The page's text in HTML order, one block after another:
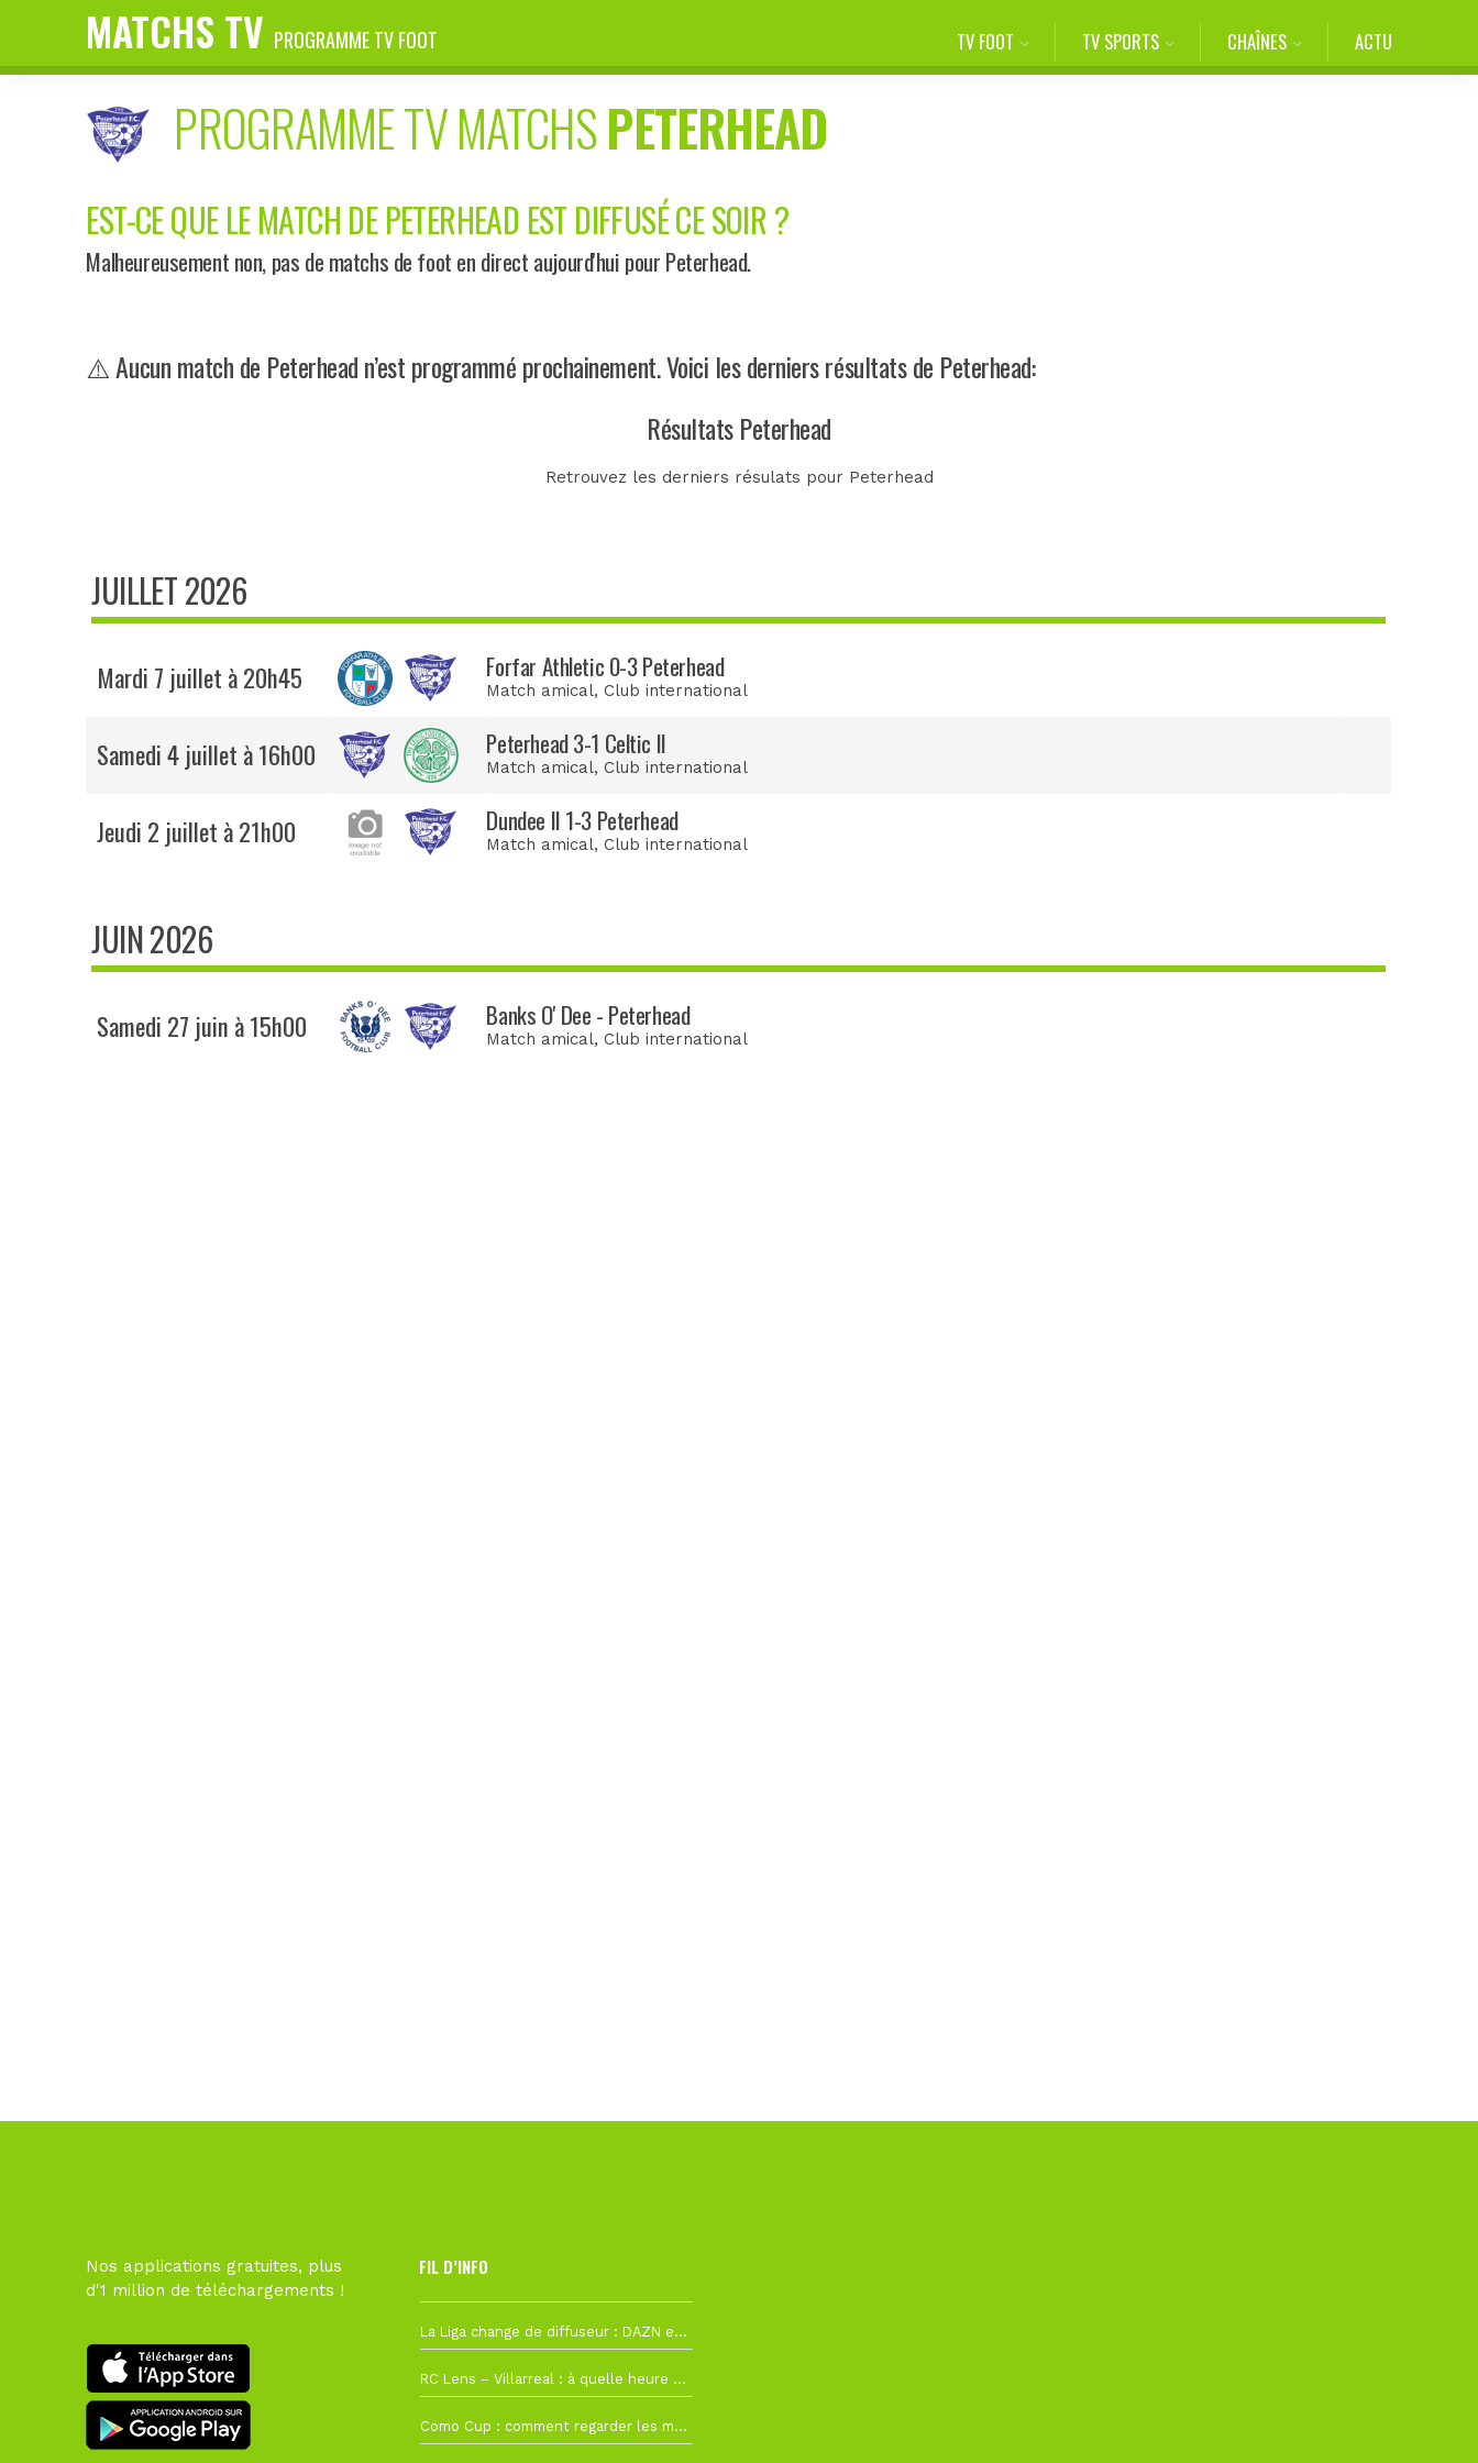
MATCHS TV PROGRAMME TV FOOT TV FOOT TV SPORTS CHAÎNES ACTU
PROGRAMME TV MATCHSPETERHEAD
EST-CE QUE LE MATCH DE PETERHEAD EST DIFFUSÉ CE SOIR ?
Malheureusement non, pas de matchs de foot en direct aujourd'hui pour Peterhead.
⚠️ Aucun match de Peterhead n’est programmé prochainement. Voici les derniers résultats de Peterhead:
Résultats Peterhead
Retrouvez les derniers résulats pour Peterhead
JUILLET 2026
Mardi 7 juillet à 20h45 Forfar Athletic 0-3 Peterhead
Match amical, Club international
Samedi 4 juillet à 16h00 Peterhead 3-1 Celtic II
Match amical, Club international
Jeudi 2 juillet à 21h00 Dundee II 1-3 Peterhead
Match amical, Club international
JUIN 2026
Samedi 27 juin à 15h00 Banks O' Dee - Peterhead
Match amical, Club international
Nos applications gratuites, plus
d'1 million de téléchargements !
FIL D’INFO
La Liga change de diffuseur : DAZN et Disney+ remplacent beIN Sports !
RC Lens – Villarreal : à quelle heure et sur quelle chaîne voir la finale de la Como Cup ?
Como Cup : comment regarder les matchs du RC Lens en direct ?